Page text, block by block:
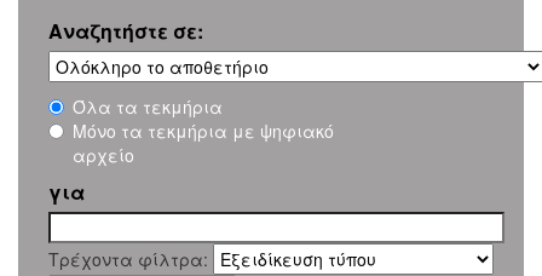
Αναζητήστε σε:
Όλα τα τεκμήρια
Μόνο τα τεκμήρια με ψηφιακό
αρχείο
για
Τρέχοντα φίλτρα: